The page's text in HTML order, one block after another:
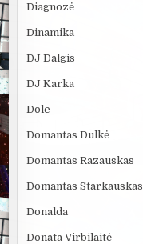
Diagnozė
Dinamika
DJ Dalgis
DJ Karka
Dole
Domantas Dulkė
Domantas Razauskas
Domantas Starkauskas
Donalda
Donata Virbilaitė